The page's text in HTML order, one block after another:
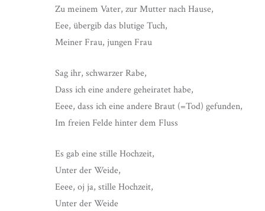
Zu meinem Vater, zur Mutter nach Hause,
Eee, übergib das blutige Tuch,
Meiner Frau, jungen Frau
Sag ihr, schwarzer Rabe,
Dass ich eine andere geheiratet habe,
Eeee, dass ich eine andere Braut (=Tod) gefunden,
Im freien Felde hinter dem Fluss
Es gab eine stille Hochzeit,
Unter der Weide,
Eeee, oj ja, stille Hochzeit,
Unter der Weide